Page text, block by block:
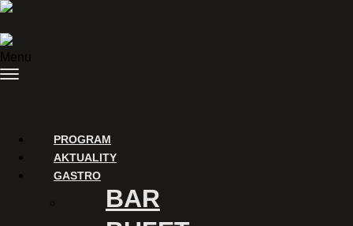
Preskočiť na obsah
Menu
PROGRAM
AKTUALITY
GASTRO
BAR